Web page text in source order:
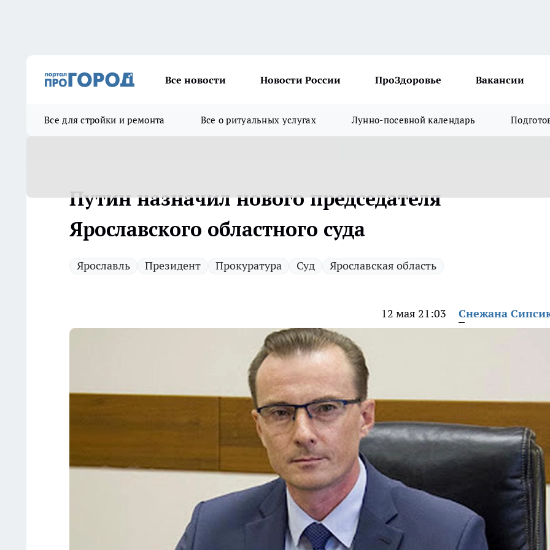
Все новости Новости России ПроЗдоровье Вакансии
Все для стройки и ремонта Все о ритуальных услугах Лунно-посевной календарь
Путин назначил нового председателя
Ярославского областного суда
Ярославль Президент Прокуратура Суд Ярославская область
12 мая 21:03 Снежана